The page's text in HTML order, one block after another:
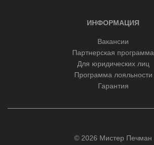
ИНФОРМАЦИЯ
Вакансии
Партнерская программа
Для юридических лиц
Программа лояльности
Гарантия
© 2026 Мистер Печман